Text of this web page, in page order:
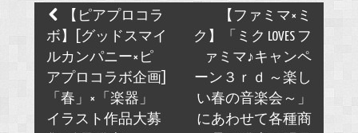
Post
navigation
【ピアプロコラ
ボ】[グッドスマイ
ルカンパニー×ピ
アプロコラボ企画]
「春」×「楽器」
イラスト作品大募
【ファミマ×ミ
ク】「ミク LOVES フ
ァミマ♪キャンペ
ーン３ｒｄ ～楽し
い春の音楽会～」
にあわせて各種商